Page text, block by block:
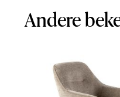
Andere